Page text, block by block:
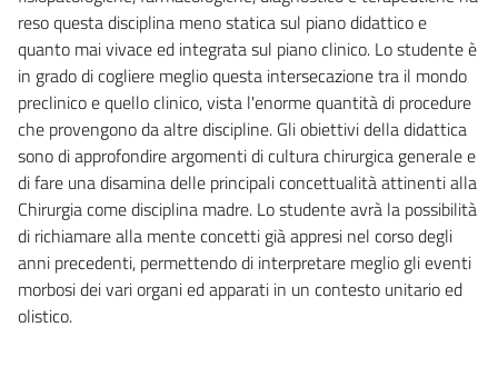
reso questa disciplina meno statica sul piano didattico e
quanto mai vivace ed integrata sul piano clinico. Lo studente è
in grado di cogliere meglio questa intersecazione tra il mondo
preclinico e quello clinico, vista l'enorme quantità di procedure
che provengono da altre discipline. Gli obiettivi della didattica
sono di approfondire argomenti di cultura chirurgica generale e
di fare una disamina delle principali concettualità attinenti alla
Chirurgia come disciplina madre. Lo studente avrà la possibilità
di richiamare alla mente concetti già appresi nel corso degli
anni precedenti, permettendo di interpretare meglio gli eventi
morbosi dei vari organi ed apparati in un contesto unitario ed
olistico.